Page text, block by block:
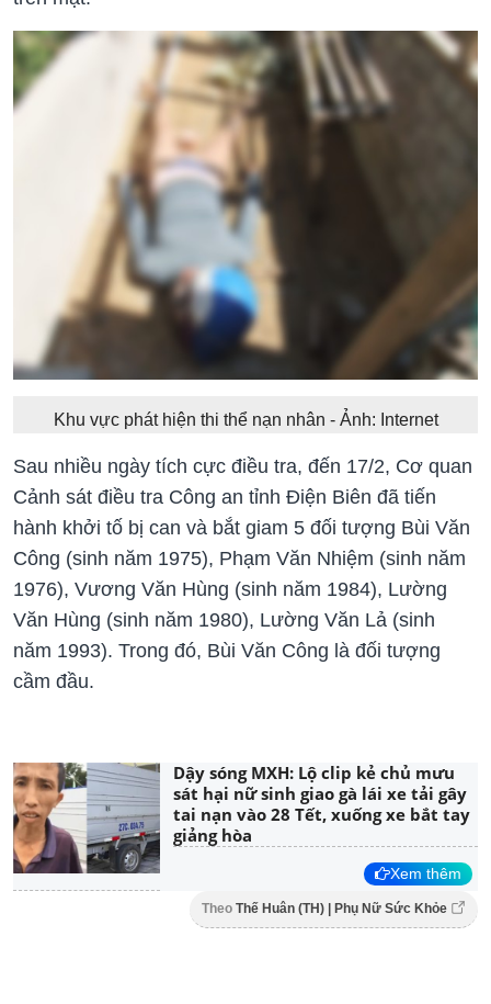
Khu vực phát hiện thi thể nạn nhân - Ảnh: Internet
Sau nhiều ngày tích cực điều tra, đến 17/2, Cơ quan
Cảnh sát điều tra Công an tỉnh Điện Biên đã tiến
hành khởi tố bị can và bắt giam 5 đối tượng Bùi Văn
Công (sinh năm 1975), Phạm Văn Nhiệm (sinh năm
1976), Vương Văn Hùng (sinh năm 1984), Lường
Văn Hùng (sinh năm 1980), Lường Văn Lả (sinh
năm 1993). Trong đó, Bùi Văn Công là đối tượng
cầm đầu.
Dậy sóng MXH: Lộ clip kẻ chủ mưu
sát hại nữ sinh giao gà lái xe tải gây
tai nạn vào 28 Tết, xuống xe bắt tay
giảng hòa
Xem thêm
Theo Thế Huân (TH) | Phụ Nữ Sức Khỏe